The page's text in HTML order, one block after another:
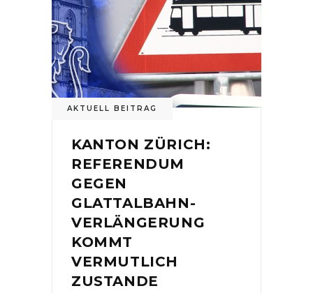
AKTUELL BEITRAG
KANTON ZÜRICH:
REFERENDUM
GEGEN
GLATTALBAHN-
VERLÄNGERUNG
KOMMT
VERMUTLICH
ZUSTANDE